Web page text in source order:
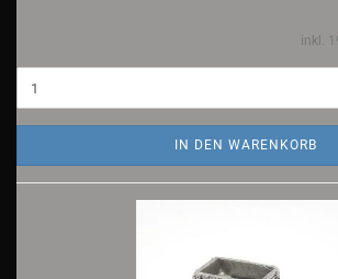
inkl.
IN DEN WARENKORB